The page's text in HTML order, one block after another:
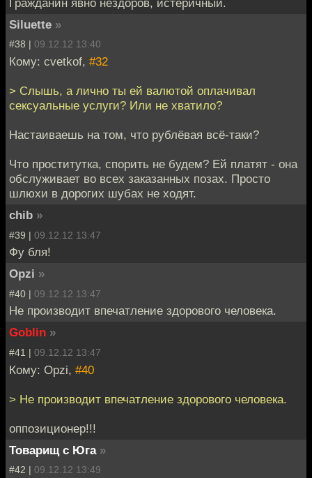
Гражданин явно нездоров, истеричный.
Siluette »
#38 | 09.12.12 13:40
Кому: cvetkof, #32
> Слышь, а лично ты ей валютой оплачивал
сексуальные услуги? Или не хватило?
Настаиваешь на том, что рублёвая всё-таки?
Что проститутка, спорить не будем? Ей платят - она
обслуживает во всех заказанных позах. Просто
шлюхи в дорогих шубах не ходят.
chib »
#39 | 09.12.12 13:47
Фу бля!
Opzi »
#40 | 09.12.12 13:47
Не производит впечатление здорового человека.
Goblin »
#41 | 09.12.12 13:47
Кому: Opzi, #40
> Не производит впечатление здорового человека.
оппозиционер!!!
Товарищ с Юга »
#42 | 09.12.12 13:49